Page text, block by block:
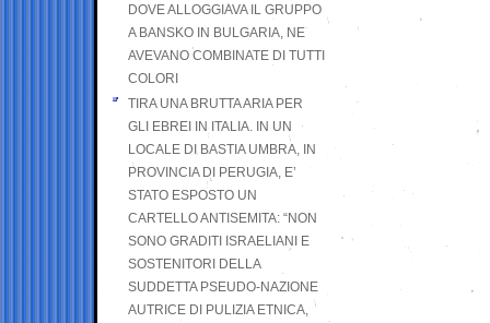
DOVE ALLOGGIAVA IL GRUPPO
A BANSKO IN BULGARIA, NE
AVEVANO COMBINATE DI TUTTI
COLORI
TIRA UNA BRUTTA ARIA PER
GLI EBREI IN ITALIA. IN UN
LOCALE DI BASTIA UMBRA, IN
PROVINCIA DI PERUGIA, E’
STATO ESPOSTO UN
CARTELLO ANTISEMITA: “NON
SONO GRADITI ISRAELIANI E
SOSTENITORI DELLA
SUDDETTA PSEUDO-NAZIONE
AUTRICE DI PULIZIA ETNICA,